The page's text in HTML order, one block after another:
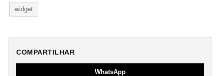
widget
COMPARTILHAR
WhatsApp